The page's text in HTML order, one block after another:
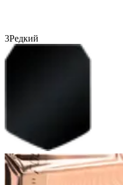
3Редкий